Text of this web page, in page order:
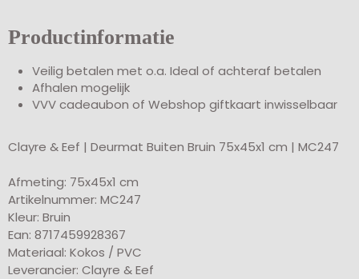
Productinformatie
Veilig betalen met o.a. Ideal of achteraf betalen
Afhalen mogelijk
VVV cadeaubon of Webshop giftkaart inwisselbaar
Clayre & Eef | Deurmat Buiten Bruin 75x45x1 cm | MC247
Afmeting: 75x45x1 cm
Artikelnummer: MC247
Kleur: Bruin
Ean: 8717459928367
Materiaal: Kokos / PVC
Leverancier: Clayre & Eef